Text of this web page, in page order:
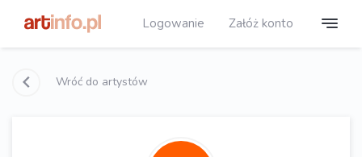
Logowanie Załóż konto
Wróć do artystów